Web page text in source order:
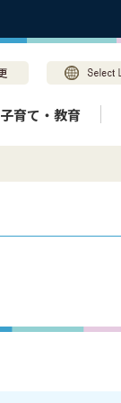
子育て・教育